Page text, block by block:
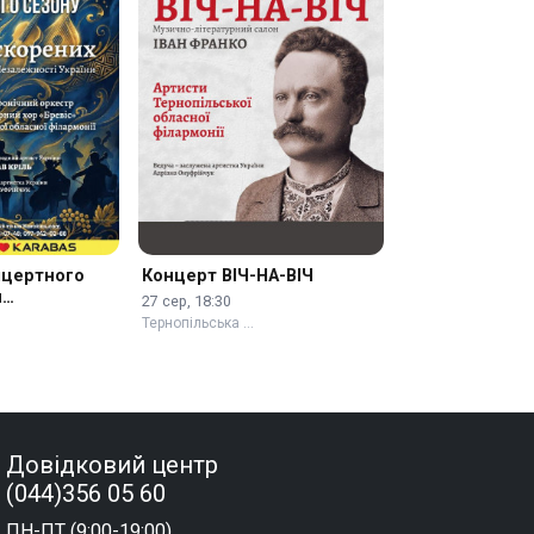
Концерт ВІЧ-НА-ВІЧ
27 сер, 18:30
Тернопільська …
Довідковий центр
(044)356 05 60